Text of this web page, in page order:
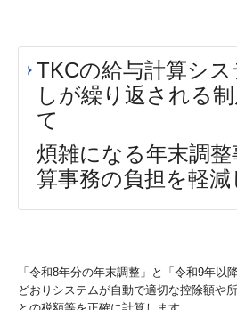
TKCの給与計算シ
しが繰り返される
て
煩雑になる年末調
算事務の負担を軽減
「令和8年分の年末調整」と「令和9年以
どおりシステムが自動で適切な控除額や